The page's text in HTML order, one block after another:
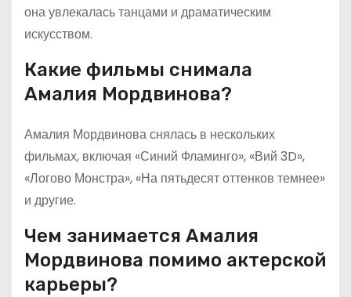
она увлекалась танцами и драматическим
искусством.
Какие фильмы снимала
Амалия Мордвинова?
Амалия Мордвинова снялась в нескольких
фильмах, включая «Синий Фламинго», «Вий 3D»,
«Логово Монстра», «На пятьдесят оттенков темнее»
и другие.
Чем занимается Амалия
Мордвинова помимо актерской
карьеры?